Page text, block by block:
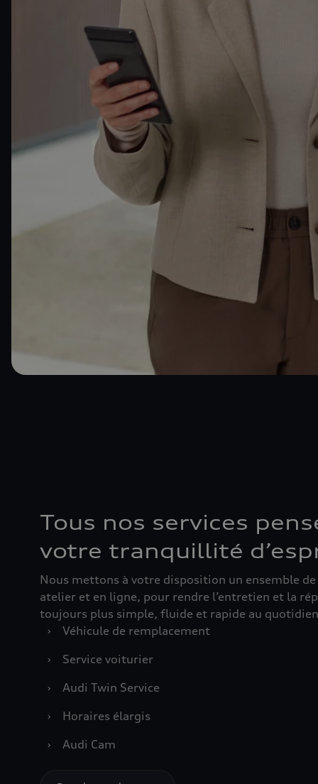
Tous nos services
votre tranquillité
Nous mettons à votre disposition un ensemble de
atelier et en ligne, pour rendre l’entretien et la
toujours plus simple, fluide et rapide au
›
Véhicule de remplacement
›
Service voiturier
›
Audi Twin Service
›
Horaires élargis
›
Audi Cam